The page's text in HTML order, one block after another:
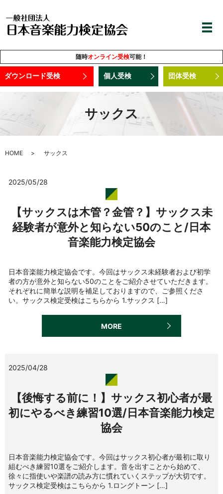
随時オンライン受検可能！
ダウンロード受検 個人受検 団体受検
サックス
HOME サックス
2025/05/28
【サックスは木管？金管？】サックス未
経験者が意外と知らない50のこと/日本
音楽能力検定協会
日本音楽能力検定協会です。今回はサックス未経験者および初学
者の方が意外と知らない50のことをご紹介させていただきます。
それぞれに簡単な説明を補足しておりますので、ご参照くださ
い。サックス検定受検はこちらから 1.サックス […]
MORE
2025/04/28
【後悔する前に！】サックス初心者が最
初にやるべき練習10選/日本音楽能力検定
協会
日本音楽能力検定協会です。今回はサックス初心者が最初に取り
組むべき練習10選をご紹介します。音を出すことから始めて、
徐々に指使いや楽譜の読み方に慣れていくステップが大切です。
サックス検定受検はこちらから 1.ロングトーン […]